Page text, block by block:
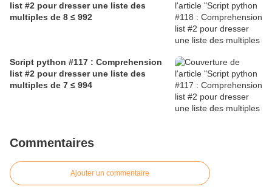
list #2 pour dresser une liste des
multiples de 8 ≤ 992
Script python #117 : Comprehension
list #2 pour dresser une liste des
multiples de 7 ≤ 994
Commentaires
Ajouter un commentaire